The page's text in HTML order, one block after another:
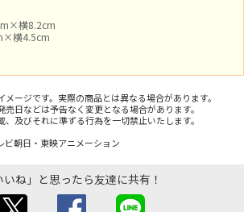
横8.2cm
横4.5cm
ージです。実際の商品とは異なる場合があります。
日などは予告なく変更となる場合があります。
及びそれに準ずる行為を一切禁止いたします。
朝日・東映アニメーション
いね」と思ったら友達に共有！